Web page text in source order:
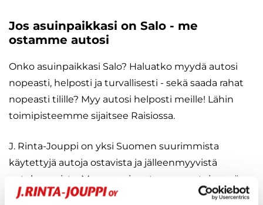
Jos asuinpaikkasi on Salo - me
ostamme autosi
Onko asuinpaikkasi Salo? Haluatko myydä autosi
nopeasti, helposti ja turvallisesti - sekä saada rahat
nopeasti tilille? Myy autosi helposti meille! Lähin
toimipisteemme sijaitsee Raisiossa.
J. Rinta-Jouppi on yksi Suomen suurimmista
käytettyjä autoja ostavista ja jälleenmyyvistä
autokaupoista. Myymme ja ostamme autoja myös
Salosta. J. Rinta-Jouppi antaa autostasi hyvän